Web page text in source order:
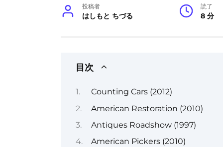
投稿者
はしもと ちづる
読了
8 分
目次
Counting Cars (2012)
American Restoration (2010)
Antiques Roadshow (1997)
American Pickers (2010)